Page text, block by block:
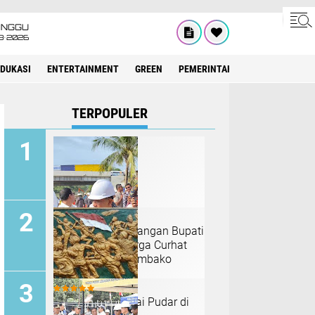
ENTERTAINMENT GREEN PEMERINTAH ACEH
TERPOPULER
Gibran Halangi Tangan Bupati
Bireuen Saat Warga Curhat
Belum Terima Sembako
Tahap II
Merah Putih Mulai Pudar di